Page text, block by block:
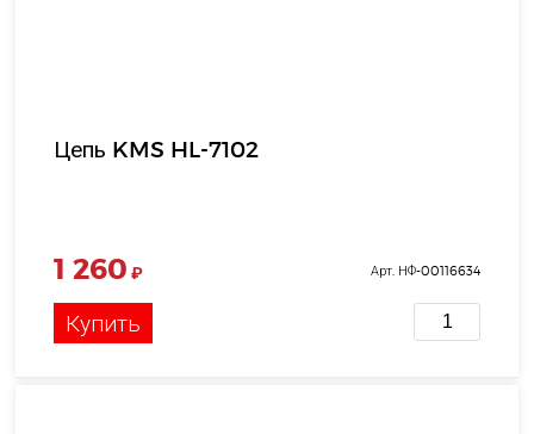
Цепь KMS HL-7102
1 260 ₽ Арт. НФ-00116634
Купить